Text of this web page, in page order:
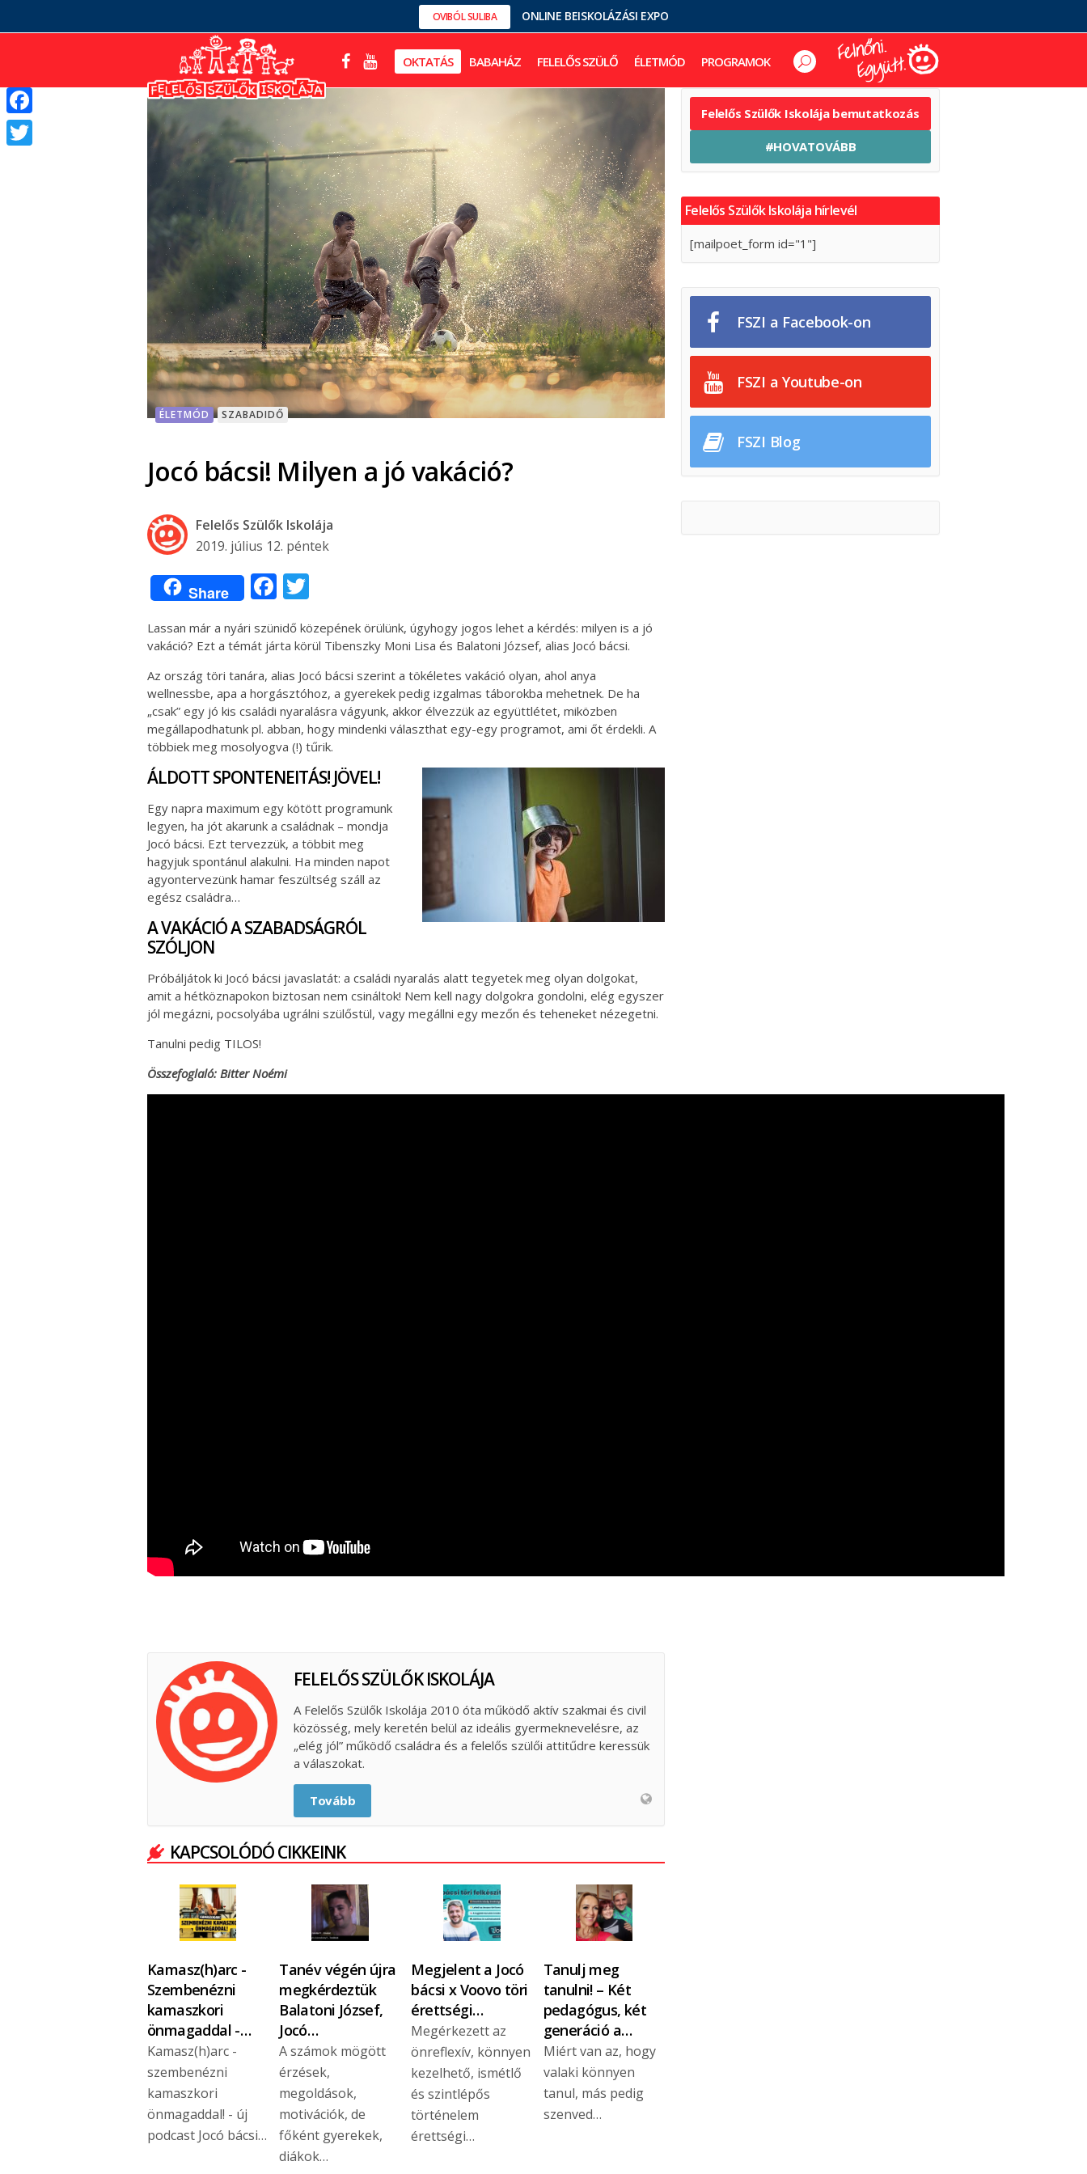
OVIBÓL SULIBA ONLINE BEISKOLÁZÁSI EXPO
OKTATÁS BABAHÁZ FELELŐS SZÜLŐ ÉLETMÓD PROGRAMOK
ÉLETMÓD SZABADIDŐ
Jocó bácsi! Milyen a jó vakáció?
Felelős Szülők Iskolája
2019. július 12. péntek
Share Facebook
Lassan már a nyári szünidő közepének örülünk, úgyhogy jogos lehet a kérdés: milyen is a jó
vakáció? Ezt a témát járta körül Tibenszky Moni Lisa és Balatoni József, alias Jocó bácsi.
Az ország töri tanára, alias Jocó bácsi szerint a tökéletes vakáció olyan, ahol anya
wellnessbe, apa a horgásztóhoz, a gyerekek pedig izgalmas táborokba mehetnek. De ha
„csak” egy jó kis családi nyaralásra vágyunk, akkor élvezzük az együttlétet, miközben
megállapodhatunk pl. abban, hogy mindenki választhat egy-egy programot, ami őt érdekli. A
többiek meg mosolyogva (!) tűrik.
ÁLDOTT SPONTENEITÁS! JÖVEL!
Egy napra maximum egy kötött programunk
legyen, ha jót akarunk a családnak – mondja
Jocó bácsi. Ezt tervezzük, a többit meg
hagyjuk spontánul alakulni. Ha minden napot
agyontervezünk hamar feszültség száll az
egész családra…
A VAKÁCIÓ A SZABADSÁGRÓL
SZÓLJON
Próbáljátok ki Jocó bácsi javaslatát: a családi nyaralás alatt tegyetek meg olyan dolgokat,
amit a hétköznapokon biztosan nem csináltok! Nem kell nagy dolgokra gondolni, elég egyszer
jól megázni, pocsolyába ugrálni szülőstül, vagy megállni egy mezőn és teheneket nézegetni.
Tanulni pedig TILOS!
Összefoglaló: Bitter Noémi
FELELŐS SZÜLŐK ISKOLÁJA
A Felelős Szülők Iskolája 2010 óta működő aktív szakmai és civil
közösség, mely keretén belül az ideális gyermeknevelésre, az
„elég jól” működő családra és a felelős szülői attitűdre keressük
a válaszokat.
Tovább
KAPCSOLÓDÓ CIKKEINK
Kamasz(h)arc -
Szembenézni
kamaszkori
önmagaddal -…
Kamasz(h)arc -
szembenézni
kamaszkori
önmagaddal! - új
podcast Jocó bácsi…
Tanév végén újra
megkérdeztük
Balatoni József,
Jocó…
A számok mögött
érzések,
megoldások,
motivációk, de
főként gyerekek,
diákok…
Megjelent a Jocó
bácsi x Voovo töri
érettségi…
Megérkezett az
önreflexív, könnyen
kezelhető, ismétlő
és szintlépős
történelem
érettségi…
Tanulj meg
tanulni! – Két
pedagógus, két
generáció a…
Miért van az, hogy
valaki könnyen
tanul, más pedig
szenved…
Felelős Szülők Iskolája bemutatkozás
#HOVATOVÁBB
Felelős Szülők Iskolája hírlevél
[mailpoet_form id="1"]
FSZI a Facebook-on
FSZI a Youtube-on
FSZI Blog
Facebook